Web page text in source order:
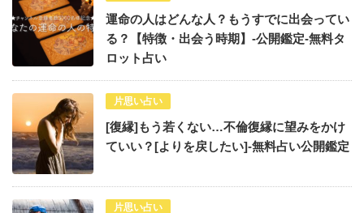
運命の人はどんな人？もうすでに出会ってい
る？【特徴・出会う時期】-公開鑑定-無料タ
ロット占い
片思い占い
[復縁]もう若くない…不倫復縁に望みをかけ
ていい？[よりを戻したい]-無料占い公開鑑定
片思い占い